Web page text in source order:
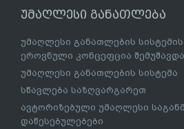
უმაღლესი განათლება
უმაღლესი განათლების
ეროვნული კონცეფცია შემუშავდა
უმაღლესი განათლების სისტემა
სწავლება საზღვარგარეთ
ავტორიზებული უმაღლესი
დაწესებულებები